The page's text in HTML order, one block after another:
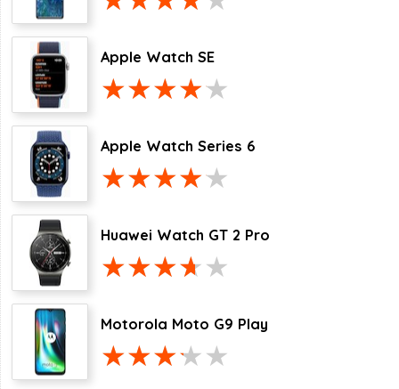
Apple Watch SE
Apple Watch Series 6
Huawei Watch GT 2 Pro
Motorola Moto G9 Play